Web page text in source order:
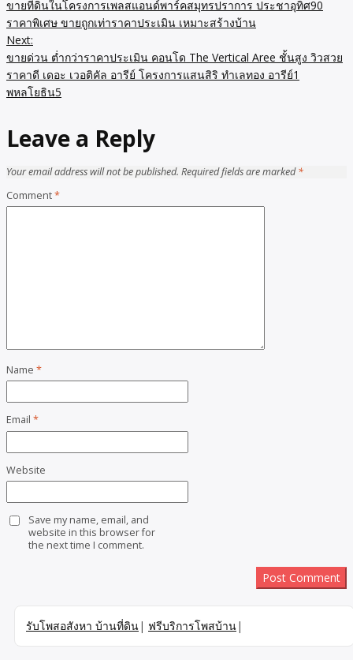
ขายที่ดินในโครงการเพลสแอนด์พาร์คสมุทรปราการ ประชาอุทิศ90
ราคาพิเศษ ขายถูกเท่าราคาประเมิน เหมาะสร้างบ้าน
Next:
ขายด่วน ต่ำกว่าราคาประเมิน คอนโด The Vertical Aree ชั้นสูง วิวสวย
ราคาดี เดอะ เวอติคัล อารีย์ โครงการแสนสิริ ทำเลทอง อารีย์1
พหลโยธิน5
Leave a Reply
Your email address will not be published. Required fields are marked*
Comment*
Name *
Email *
Website
Save my name, email, and
website in this browser for
the next time I comment.
รับโพสอสังหา บ้านที่ดิน| ฟรีบริการโพสบ้าน|